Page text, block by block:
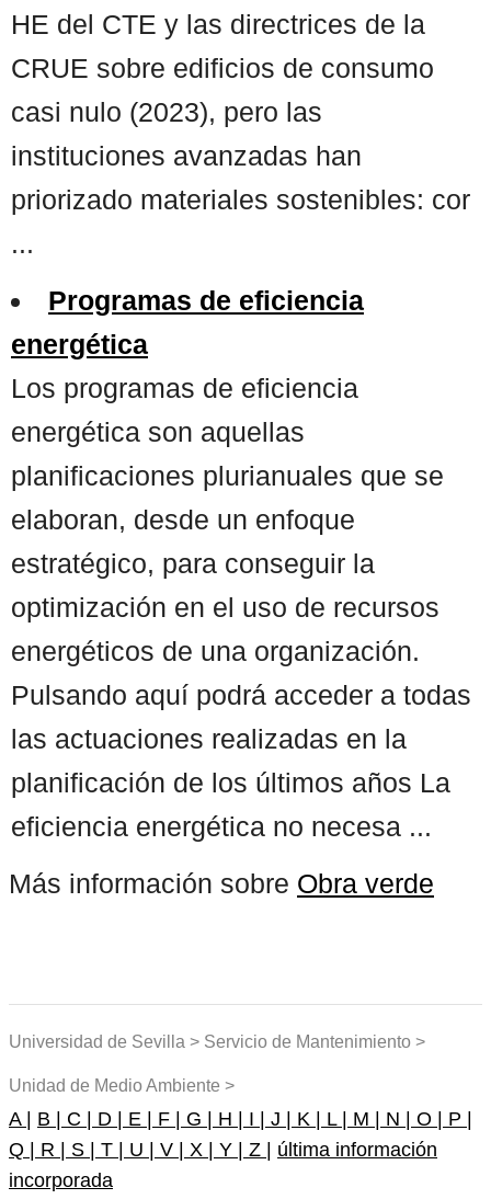
HE del CTE y las directrices de la
CRUE sobre edificios de consumo
casi nulo (2023), pero las
instituciones avanzadas han
priorizado materiales sostenibles: cor
...
Programas de eficiencia
energética
Los programas de eficiencia
energética son aquellas
planificaciones plurianuales que se
elaboran, desde un enfoque
estratégico, para conseguir la
optimización en el uso de recursos
energéticos de una organización.
Pulsando aquí podrá acceder a todas
las actuaciones realizadas en la
planificación de los últimos años La
eficiencia energética no necesa ...
Más información sobre Obra verde
Universidad de Sevilla > Servicio de Mantenimiento >
Unidad de Medio Ambiente >
A | B | C | D | E | F | G | H | I | J | K | L | M | N | O | P |
Q | R | S | T | U | V | X | Y | Z | última información
incorporada